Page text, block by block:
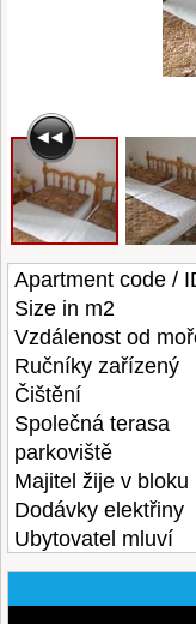
Apartment code /
Size in m2
Vzdálenost od
Ručníky zařízený
Čištění
Společná terasa
parkoviště
Majitel žije v bloku
Dodávky elektřiny
Ubytovatel mluví